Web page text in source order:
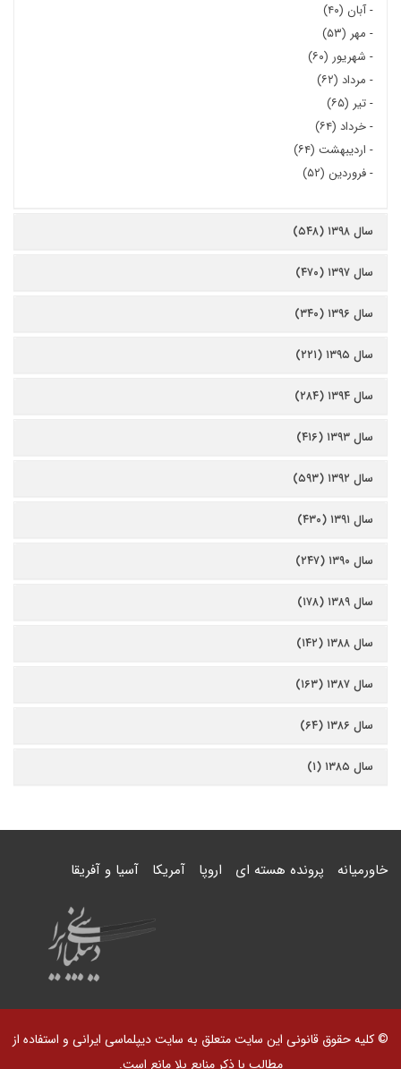
-آبان (۴۰)
- مهر (۵۳)
- شهریور (۶۰)
- مرداد (۶۲)
-تیر (۶۵)
-خرداد (۶۴)
- اردیبهشت (۶۴)
-فروردین (۵۲)
سال ۱۳۹۸ (۵۴۸)
سال ۱۳۹۷ (۴۷۰)
سال ۱۳۹۶ (۳۴۰)
سال ۱۳۹۵ (۲۲۱)
سال ۱۳۹۴ (۲۸۴)
سال ۱۳۹۳ (۴۱۶)
سال ۱۳۹۲ (۵۹۳)
سال ۱۳۹۱ (۴۳۰)
سال ۱۳۹۰ (۲۴۷)
سال ۱۳۸۹ (۱۷۸)
سال ۱۳۸۸ (۱۴۲)
سال ۱۳۸۷ (۱۶۳)
سال ۱۳۸۶ (۶۴)
سال ۱۳۸۵ (۱)
خاورمیانه پرونده هسته ای اروپا آمریکا آسیا و آفریقا
© کلیه حقوق قانونی این سایت متعلق به سایت دیپلماسی ایرانی و استفاده از
مطالب با ذکر منابع بلا مانع است.